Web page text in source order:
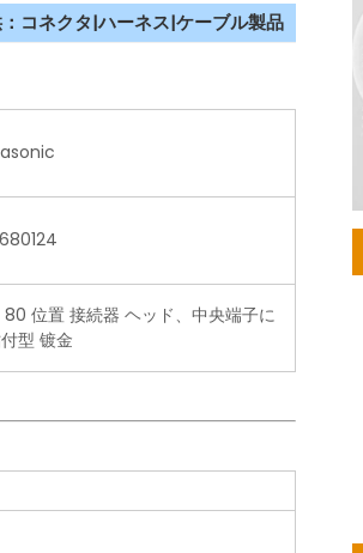
コネクタ|ハーネス|ケーブル製品
位置 接続器 ヘッド、中央端子に
型 镀金